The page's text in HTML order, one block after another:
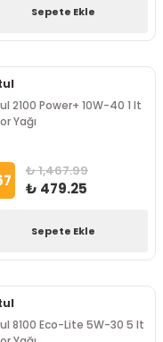
Sepete Ekle
2100 Power+ 10W-40 1 lt
Yağı
₺ 1,467.99
₺ 479.25
Sepete Ekle
8100 Eco-Lite 5W-30 5 lt